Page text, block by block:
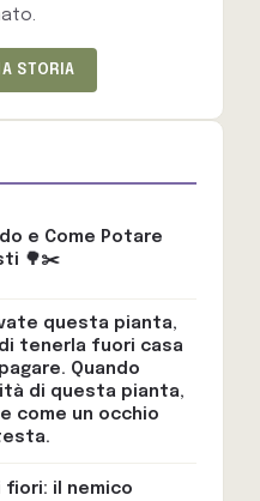
STORIA
e Come Potare
🌳✂️
questa pianta,
tenerla fuori casa
Quando
di questa pianta,
come un occhio
fiori: il nemico